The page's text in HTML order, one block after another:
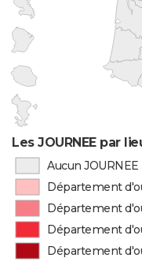
Les JOURNEE par
Aucun
Département
Département
Département
Département